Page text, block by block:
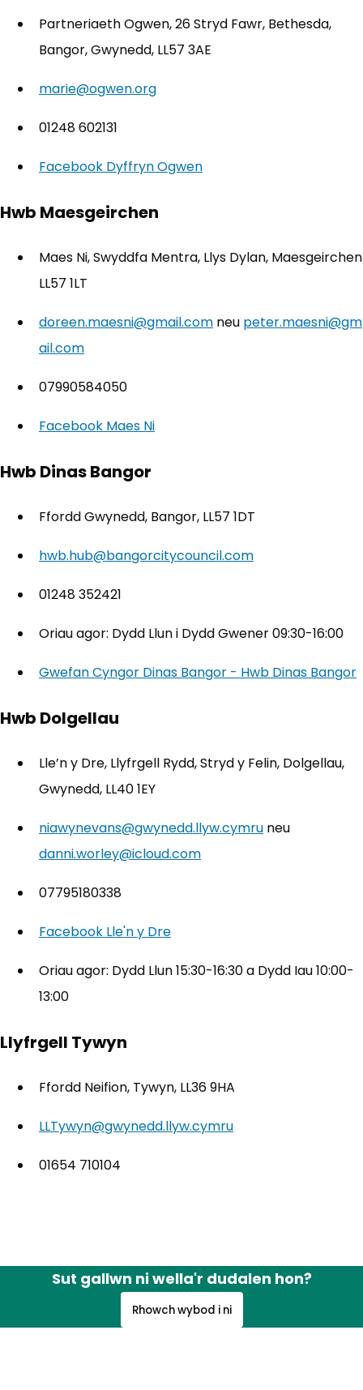
Partneriaeth Ogwen, 26 Stryd Fawr, Bethesda,
Bangor, Gwynedd, LL57 3AE
marie@ogwen.org
01248 602131
Facebook Dyffryn Ogwen
Hwb Maesgeirchen
Maes Ni, Swyddfa Mentra, Llys Dylan, Maesgeirchen
LL57 1LT
doreen.maesni@gmail.com neu peter.maesni@gm
ail.com
07990584050
Facebook Maes Ni
Hwb Dinas Bangor
Ffordd Gwynedd, Bangor, LL57 1DT
hwb.hub@bangorcitycouncil.com
01248 352421
Oriau agor: Dydd Llun i Dydd Gwener 09:30-16:00
Gwefan Cyngor Dinas Bangor - Hwb Dinas Bangor
Hwb Dolgellau
Lle’n y Dre, Llyfrgell Rydd, Stryd y Felin, Dolgellau,
Gwynedd, LL40 1EY
niawynevans@gwynedd.llyw.cymru neu
danni.worley@icloud.com
07795180338
Facebook Lle'n y Dre
Oriau agor: Dydd Llun 15:30-16:30 a Dydd Iau 10:00-
13:00
Llyfrgell Tywyn
Ffordd Neifion, Tywyn, LL36 9HA
LLTywyn@gwynedd.llyw.cymru
01654 710104
Sut gallwn ni wella'r dudalen hon?
Rhowch wybod i ni